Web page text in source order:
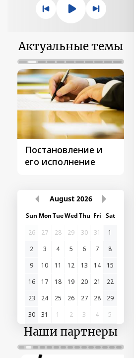
Актуальные темы
Постановление и
его исполнение
August 2026
Sun MonTueWedThu Fri Sat
26
27 28 29 30 31
1
2
3 4 5 6 7
8
9
10 11 12 13 14
15
16
17 18 19 20 21
22
23
24 25 26 27 28
29
30
31 1 2 3 4 5
Наши партнеры